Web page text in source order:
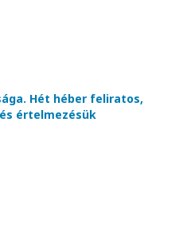
Hét héber feliratos,
értelmezésük